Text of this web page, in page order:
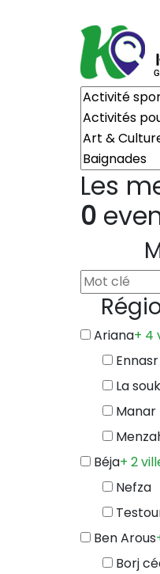
Les
0
Ariana+ 4
Ennasr
La
Manar
Béja+ 2
Nefza
Ben Arous
Borj